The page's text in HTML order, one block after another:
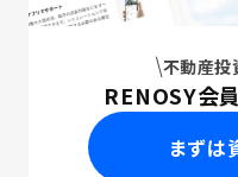
不動産投
RENOSY会
まずは